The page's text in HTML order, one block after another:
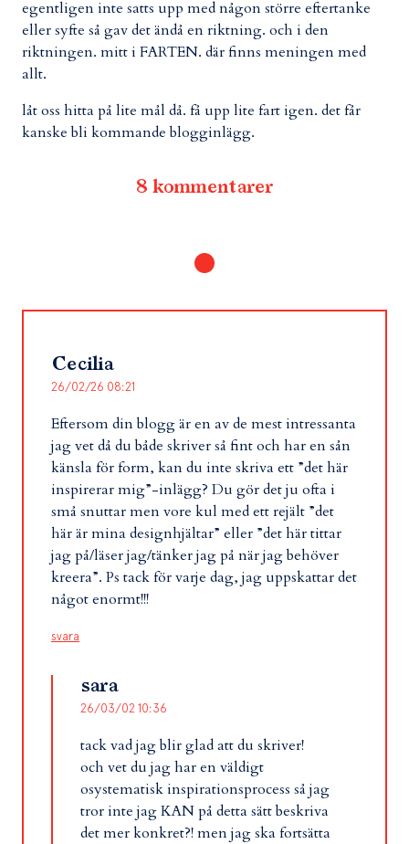
egentligen inte satts upp med någon större eftertanke
eller syfte så gav det ändå en riktning. och i den
riktningen. mitt i FARTEN. där finns meningen med
allt.
låt oss hitta på lite mål då. få upp lite fart igen. det får
kanske bli kommande blogginlägg.
8 kommentarer
Cecilia
26/02/26 08:21
Eftersom din blogg är en av de mest intressanta
jag vet då du både skriver så fint och har en sån
känsla för form, kan du inte skriva ett ”det här
inspirerar mig”-inlägg? Du gör det ju ofta i
små snuttar men vore kul med ett rejält ”det
här är mina designhjältar” eller ”det här tittar
jag på/läser jag/tänker jag på när jag behöver
kreera”. Ps tack för varje dag, jag uppskattar det
något enormt!!!
svara
sara
26/03/02 10:36
tack vad jag blir glad att du skriver!
och vet du jag har en väldigt
osystematisk inspirationsprocess så jag
tror inte jag KAN på detta sätt beskriva
det mer konkret?! men jag ska fortsätta